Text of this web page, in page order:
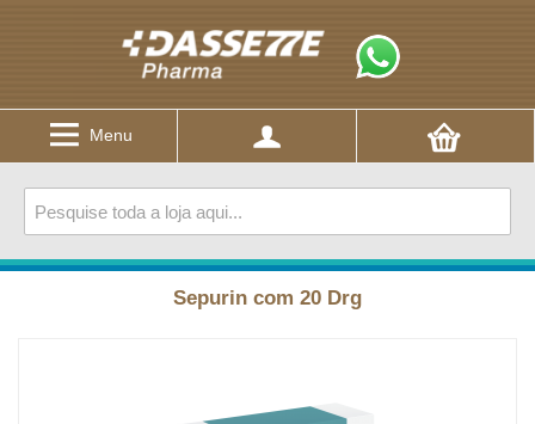
Menu
Sepurin com 20 Drg